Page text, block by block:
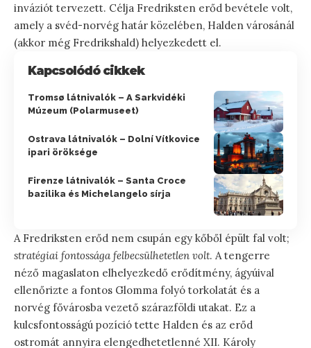
inváziót tervezett. Célja Fredriksten erőd bevétele volt,
amely a svéd-norvég határ közelében, Halden városánál
(akkor még Fredrikshald) helyezkedett el.
Kapcsolódó cikkek
Tromsø látnivalók – A Sarkvidéki
Múzeum (Polarmuseet)
Ostrava látnivalók – Dolní Vítkovice
ipari öröksége
Firenze látnivalók – Santa Croce
bazilika és Michelangelo sírja
A Fredriksten erőd nem csupán egy kőből épült fal volt;
stratégiai fontossága felbecsülhetetlen volt. A tengerre
néző magaslaton elhelyezkedő erődítmény, ágyúival
ellenőrizte a fontos Glomma folyó torkolatát és a
norvég fővárosba vezető szárazföldi utakat. Ez a
kulcsfontosságú pozíció tette Halden és az erőd
ostromát annyira elengedhetetlenné XII. Károly